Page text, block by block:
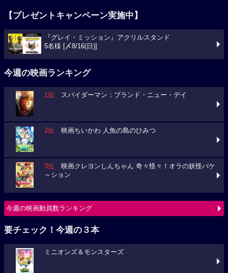
【プレゼントキャンペーン実施中】
『グレイ・ミッション』アクリルスタンド
5名様 [〆8/16(日)]
今週の映画ランキング
1位 スパイダーマン：ブランド・ニュー・デイ
2位 映画ちいかわ 人魚の島のひみつ
3位 映画クレヨンしんちゃん 奇々怪々！オラの妖怪バケ
～ション
今週の映画動員数ランキング
要チェック！今週の３本
ミニオンズ＆モンスターズ